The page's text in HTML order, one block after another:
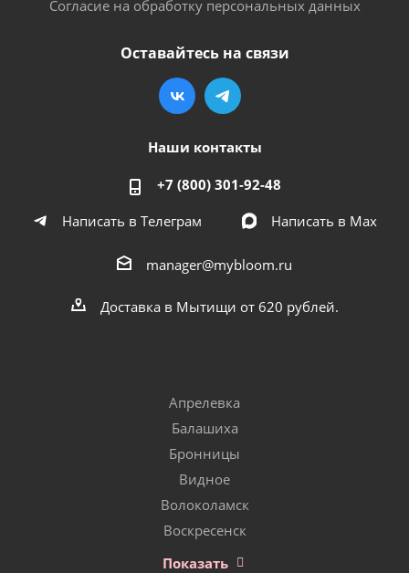
Согласие на обработку персональных данных
Оставайтесь на связи
Наши контакты
+7 (800) 301-92-48
Написать в Телеграм
Написать в Мах
manager@mybloom.ru
Доставка в Мытищи от 620 рублей.
Апрелевка
Балашиха
Бронницы
Видное
Волоколамск
Воскресенск
Показать